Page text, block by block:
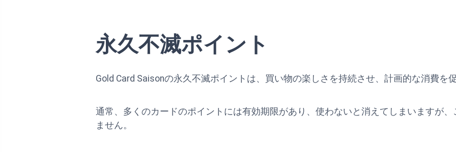
永久不滅ポイント
Gold Card Saisonの永久不滅ポイントは、買い物の楽しさを持続させ、計画的な消費を
通常、多くのカードのポイントには有効期限があり、使わないと消えてしまいますが
ません。